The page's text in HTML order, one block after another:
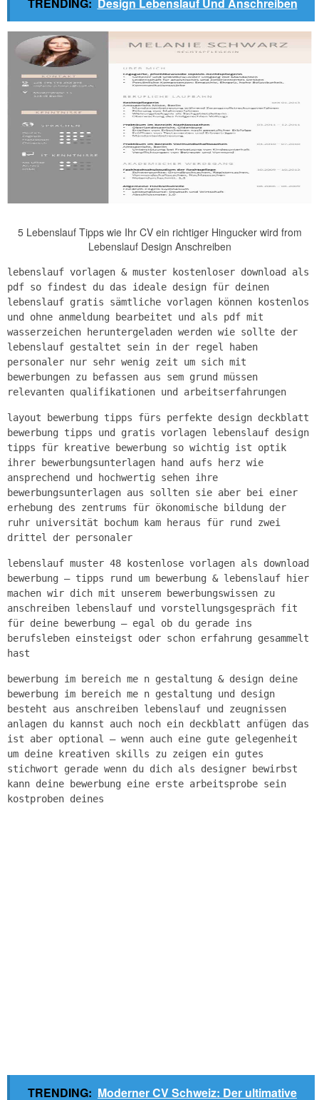
TRENDING: Design Lebenslauf Und Anschreiben
5 Lebenslauf Tipps wie Ihr CV ein richtiger Hingucker wird from
Lebenslauf Design Anschreiben
lebenslauf vorlagen & muster kostenloser download als
pdf so findest du das ideale design für deinen
lebenslauf gratis sämtliche vorlagen können kostenlos
und ohne anmeldung bearbeitet und als pdf mit
wasserzeichen heruntergeladen werden wie sollte der
lebenslauf gestaltet sein in der regel haben
personaler nur sehr wenig zeit um sich mit
bewerbungen zu befassen aus sem grund müssen
relevanten qualifikationen und arbeitserfahrungen
layout bewerbung tipps fürs perfekte design deckblatt
bewerbung tipps und gratis vorlagen lebenslauf design
tipps für kreative bewerbung so wichtig ist optik
ihrer bewerbungsunterlagen hand aufs herz wie
ansprechend und hochwertig sehen ihre
bewerbungsunterlagen aus sollten sie aber bei einer
erhebung des zentrums für ökonomische bildung der
ruhr universität bochum kam heraus für rund zwei
drittel der personaler
lebenslauf muster 48 kostenlose vorlagen als download
bewerbung – tipps rund um bewerbung & lebenslauf hier
machen wir dich mit unserem bewerbungswissen zu
anschreiben lebenslauf und vorstellungsgespräch fit
für deine bewerbung – egal ob du gerade ins
berufsleben einsteigst oder schon erfahrung gesammelt
hast
bewerbung im bereich me n gestaltung & design deine
bewerbung im bereich me n gestaltung und design
besteht aus anschreiben lebenslauf und zeugnissen
anlagen du kannst auch noch ein deckblatt anfügen das
ist aber optional – wenn auch eine gute gelegenheit
um deine kreativen skills zu zeigen ein gutes
stichwort gerade wenn du dich als designer bewirbst
kann deine bewerbung eine erste arbeitsprobe sein
kostproben deines
TRENDING: Moderner CV Schweiz: Der ultimative